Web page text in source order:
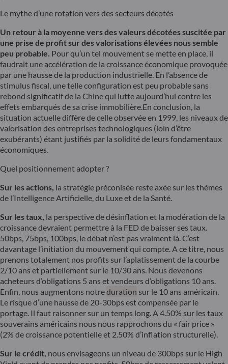
Le mythe d’une rotation vers des secteurs décotés
Un retour à la moyenne vers des valeurs décotées suscitée par
une prise de profit sur des valorisations élevées nous semble
peu probable. Pour qu’un tel mouvement se mette en place, il
faudrait une accélération de la croissance économique provoquée
par une hausse de la production industrielle. En l’absence de
stimulus fiscal, une telle configuration est peu probable sans
rebond significatif de la Chine qui lutte aujourd’hui contre les
effets embarqués de sa crise immobilière.En conclusion, la
situation actuelle diffère de celle observée en 1999, les niveaux de
valorisation des entreprises technologiques (loin d’être
exubérants) étant justifiés par la solidité de leurs fondamentaux
économiques.
Quel positionnement adopter ?
Sur les actions, la stratégie préconisée reste axée sur les thèmes
de l’Intelligence Artificielle, du Luxe et de la Santé.
Sur les taux, la perspective de désinflation et la modération de la
croissance devraient permettre à la FED de baisser ses taux.
50bps, 75bps, 100bps, le débat n’est pas vraiment là. C’est
davantage l’initiation du mouvement qui compte. A ce titre, nous
prenons totalement nos profits sur l’aplatissement de la courbe
2/10 ans et partiellement sur le 10/30 ans. Nous devenons
acheteurs d’obligations 5 ans et vendeurs d’obligations 10 ans.
Enfin, nous augmentons notreduration sur le 10 ans américain.
Le risque d’une hausse de 20-30bps est compensée par le
portage. Il faut raisonner sur un temps long. A 4.50% sur les taux
souverains américains nous nous rapprochons du « fair price »
(2% de croissance potentielle et 2.50% d’inflation structurelle).
Sur le crédit, nous envisageons un niveau de 300bps sur le High